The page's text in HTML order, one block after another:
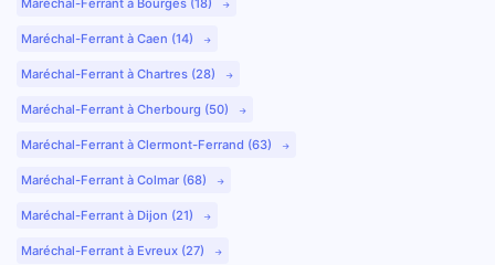
Maréchal-Ferrant à Caen (14)
Maréchal-Ferrant à Chartres (28)
Maréchal-Ferrant à Cherbourg (50)
Maréchal-Ferrant à Clermont-Ferrand (63)
Maréchal-Ferrant à Colmar (68)
Maréchal-Ferrant à Dijon (21)
Maréchal-Ferrant à Evreux (27)